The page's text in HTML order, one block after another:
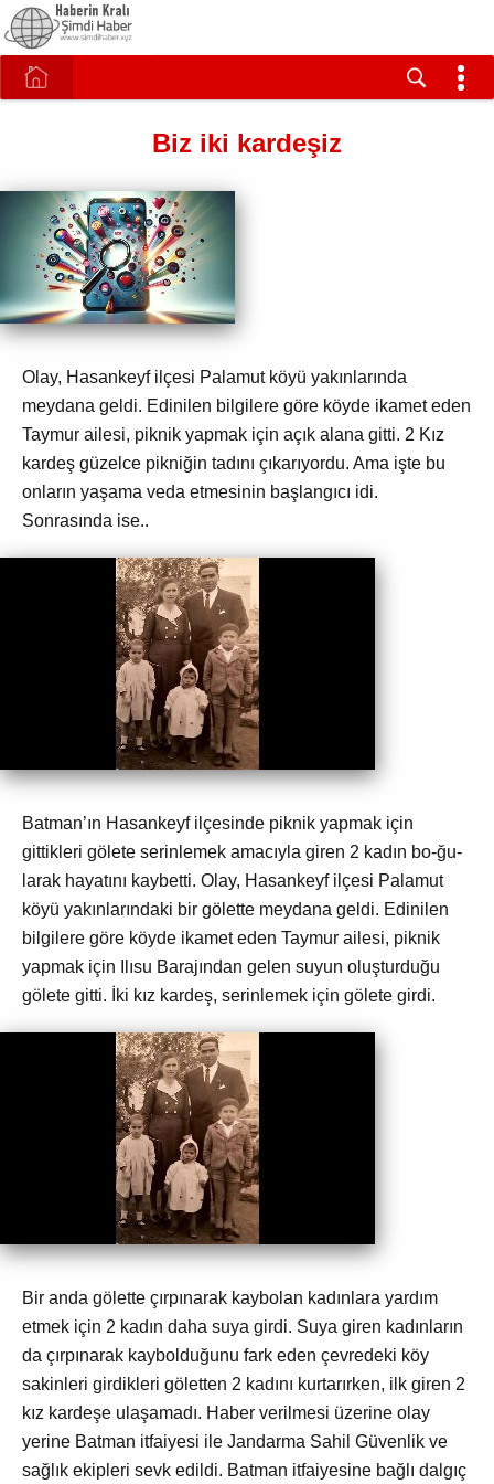
Biz iki kardeşiz
Olay, Hasankeyf ilçesi Palamut köyü yakınlarında
meydana geldi. Edinilen bilgilere göre köyde ikamet eden
Taymur ailesi, piknik yapmak için açık alana gitti. 2 Kız
kardeş güzelce pikniğin tadını çıkarıyordu. Ama işte bu
onların yaşama veda etmesinin başlangıcı idi.
Sonrasında ise..
Batman’ın Hasankeyf ilçesinde piknik yapmak için
gittikleri gölete serinlemek amacıyla giren 2 kadın bo-ğu-
larak hayatını kaybetti. Olay, Hasankeyf ilçesi Palamut
köyü yakınlarındaki bir gölette meydana geldi. Edinilen
bilgilere göre köyde ikamet eden Taymur ailesi, piknik
yapmak için Ilısu Barajından gelen suyun oluşturduğu
gölete gitti. İki kız kardeş, serinlemek için gölete girdi.
Bir anda gölette çırpınarak kaybolan kadınlara yardım
etmek için 2 kadın daha suya girdi. Suya giren kadınların
da çırpınarak kaybolduğunu fark eden çevredeki köy
sakinleri girdikleri göletten 2 kadını kurtarırken, ilk giren 2
kız kardeşe ulaşamadı. Haber verilmesi üzerine olay
yerine Batman itfaiyesi ile Jandarma Sahil Güvenlik ve
sağlık ekipleri sevk edildi. Batman itfaiyesine bağlı dalgıç